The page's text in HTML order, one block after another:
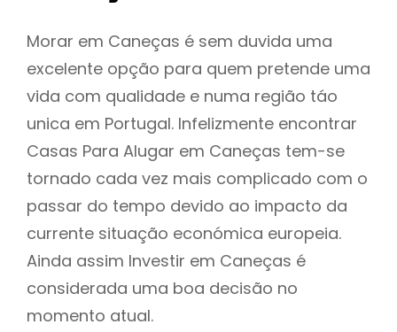
Morar em Caneças é sem duvida uma
excelente opção para quem pretende uma
vida com qualidade e numa região táo
unica em Portugal. Infelizmente encontrar
Casas Para Alugar em Caneças tem-se
tornado cada vez mais complicado com o
passar do tempo devido ao impacto da
currente situação económica europeia.
Ainda assim Investir em Caneças é
considerada uma boa decisão no
momento atual.